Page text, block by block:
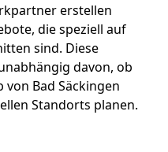
erstellen
die speziell auf
sind. Diese
davon, ob
Bad Säckingen
Standorts planen.